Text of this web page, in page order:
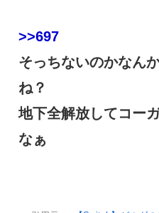
>>697
そっちないのかなん
ね？
地下全解放してコー
なぁ